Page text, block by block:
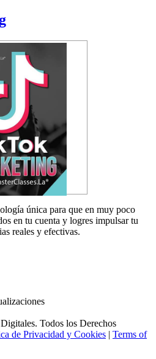
única para que en muy poco
en tu cuenta y logres impulsar tu
reales y efectivas.
Todos los Derechos
de Privacidad y Cookies | Terms of